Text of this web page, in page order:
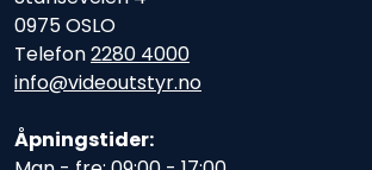
0975 OSLO
Telefon2280 4000
info@videoutstyr.no
Åpningstider: